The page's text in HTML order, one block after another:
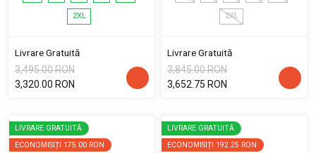
2XL
Livrare Gratuită
3,495.00 RON
3,320.00 RON
2XL
Livrare Gratuită
3,845.00 RON
3,652.75 RON
LIVRARE GRATUITĂ
ECONOMISIȚI 175.00 RON
LIVRARE GRATUITĂ
ECONOMISIȚI 192.25 RON